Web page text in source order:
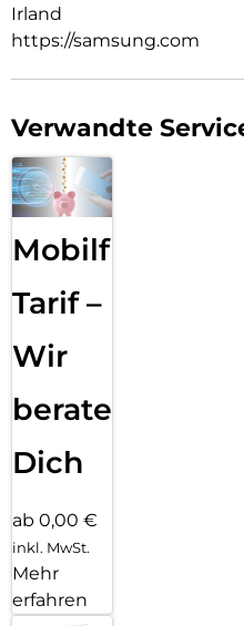
Irland
https://samsung.com
Verwandte
Mobilfunk
Tarif –
Wir
beraten
Dich
ab 0,00 €
inkl. MwSt.
Mehr
erfahren